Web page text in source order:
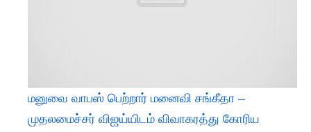
மனுவை வாபஸ் பெற்றார் மனைவி சங்கீதா –
முதலமைச்சர் விஜய்யிடம் விவாகரத்து கோரிய